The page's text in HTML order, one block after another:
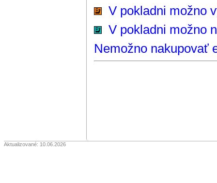
V pokladni možno
V pokladni možno
Nemožno nakupovať
Aktualizované: 10.06.2026